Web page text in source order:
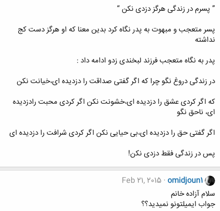
” ﭘﺴﺮﻡ ﺩﺭ ﺯﻧﺪﮔﯽ ﻫﺮﮔﺰ ﺩﺯﺩﯼ ﻧﮑﻦ “
ﭘﺴﺮ ﻣﺘﻌﺠﺐ ﻭ ﻣﺒﻬﻮﺕ ﺑﻪ ﭘﺪﺭ ﻧﮕﺎﻩ ﮐﺮﺩ ﺑﺪﯾﻦ ﻣﻌﻨﺎ ﮐﻪ ﺍﻭ ﻫﺮﮔﺰ ﺩﺳﺖ ﮐﺞ
ﻧﺪﺍﺷﺘﻪ
ﭘﺪﺭ ﺑﻪ ﻧﮕﺎﻩ ﻣﺘﻌﺠﺐ ﻓﺮﺯﻧﺪ ﻟﺒﺨﻨﺪﯼ ﺯﺩﻭ ﺍﺩﺍﻣﻪ ﺩﺍﺩ :
ﺩﺭ ﺯﻧﺪﮔﯽ ﺩﺭﻭﻍ ﻧﮕﻮ ﭼﺮﺍ ﮐﻪ ﺍﮔﺮ ﮔﻔﺘﯽ ﺻﺪﺍﻗﺖ ﺭﺍ ﺩﺯﺩﯾﺪﻩ ﺍﯼ،ﺧﯿﺎﻧﺖ ﻧﮑﻦ
ﮐﻪ ﺍﮔﺮ ﮐﺮﺩﯼ ﻋﺸﻖ ﺭﺍ ﺩﺯﺩﯾﺪﻩ ﺍﯼ،ﺧﺸﻮﻧﺖ ﻧﮑﻦ ﺍﮔﺮ ﮐﺮﺩﯼ ﻣﺤﺒﺖ ﺭﺍﺩﺯﺩﯾﺪﻩ
ﺍﯼ، ﻧﺎﺣﻖ ﻧﮕﻮ
ﺍﮔﺮ ﮔﻔﺘﯽ ﺣﻖ ﺭﺍ ﺩﺯﺩﯾﺪﻩ ﺍﯼ،ﺑﯽ ﺣﯿﺎﯾﯽ ﻧﮑﻦ ﺍﮔﺮ ﮐﺮﺩﯼ ﺷﺮﺍﻓﺖ ﺭﺍ ﺩﺯﺩﯾﺪﻩ ﺍﯼ
ﭘﺲ ﺩﺭ ﺯﻧﺪﮔﯽ ﻓﻘﻂ ﺩﺯﺩﯼ ﻧﮑن!
omidjoun1
Feb 21, 2015
سلام آزاده خانم
جواب ایمیلتونو نمیدید؟؟